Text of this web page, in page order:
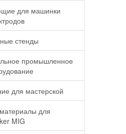
для машинки
стенды
промышленное
для мастерской
для
MIG